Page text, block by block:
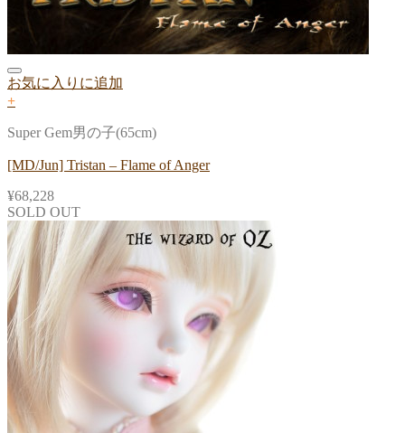
お気に入りに追加
+
Super Gem男の子(65cm)
[MD/Jun] Tristan – Flame of Anger
¥68,228
SOLD OUT